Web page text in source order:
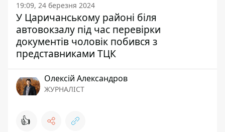
19:09, 24 березня 2024
У Царичанському районі біля
автовокзалу під час перевірки
документів чоловік побився з
представниками ТЦК
Олексій Александров
ЖУРНАЛІСТ
👍